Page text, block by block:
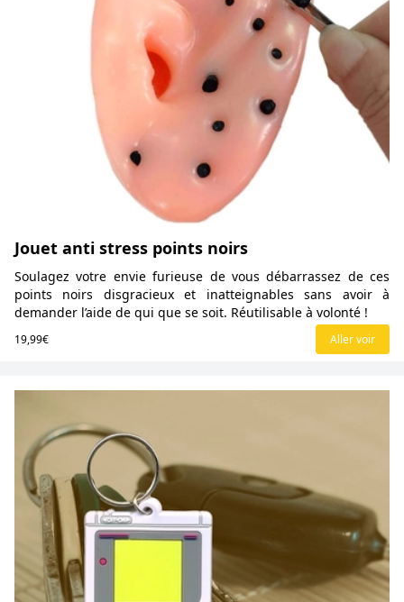
Jouet anti stress points noirs
Soulagez votre envie furieuse de vous débarrassez de ces
points noirs disgracieux et inatteignables sans avoir à
demander l’aide de qui que se soit. Réutilisable à volonté !
19,99€ Aller voir